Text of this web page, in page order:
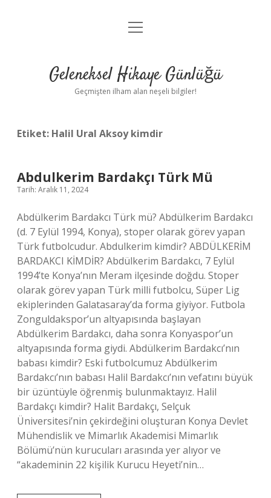
Anasayfa
Yasal Uyarı
menüyü
Geleneksel Hikaye Günlüğü
Geçmişten ilham alan neşeli bilgiler!
Etiket: Halil Ural Aksoy kimdir
Abdulkerim Bardakçı Türk Mü
Tarih: Aralık 11, 2024
Abdülkerim Bardakcı Türk mü? Abdülkerim Bardakcı
(d. 7 Eylül 1994, Konya), stoper olarak görev yapan
Türk futbolcudur. Abdulkerim kimdir? ABDÜLKERİM
BARDAKCI KİMDİR? Abdülkerim Bardakcı, 7 Eylül
1994’te Konya’nın Meram ilçesinde doğdu. Stoper
olarak görev yapan Türk milli futbolcu, Süper Lig
ekiplerinden Galatasaray’da forma giyiyor. Futbola
Zonguldakspor’un altyapısında başlayan
Abdülkerim Bardakcı, daha sonra Konyaspor’un
altyapısında forma giydi. Abdülkerim Bardakcı’nın
babası kimdir? Eski futbolcumuz Abdülkerim
Bardakcı’nın babası Halil Bardakcı’nın vefatını büyük
bir üzüntüyle öğrenmiş bulunmaktayız. Halil
Bardakçı kimdir? Halit Bardakçı, Selçuk
Üniversitesi’nin çekirdeğini oluşturan Konya Devlet
Mühendislik ve Mimarlık Akademisi Mimarlık
Bölümü’nün kurucuları arasında yer alıyor ve
“akademinin 22 kişilik Kurucu Heyeti’nin…